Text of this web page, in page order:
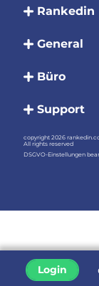
Login
Rankedin
General
Büro
Support
copyright 2026
All rights reserved
DSGVO-Einstellungen